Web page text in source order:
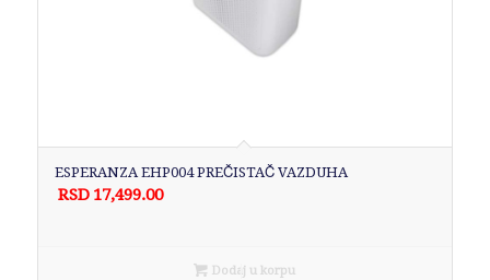
ESPERANZA EHP004 PREČISTAČ VAZDUHA
RSD 17,499.00
Dodaj u korpu